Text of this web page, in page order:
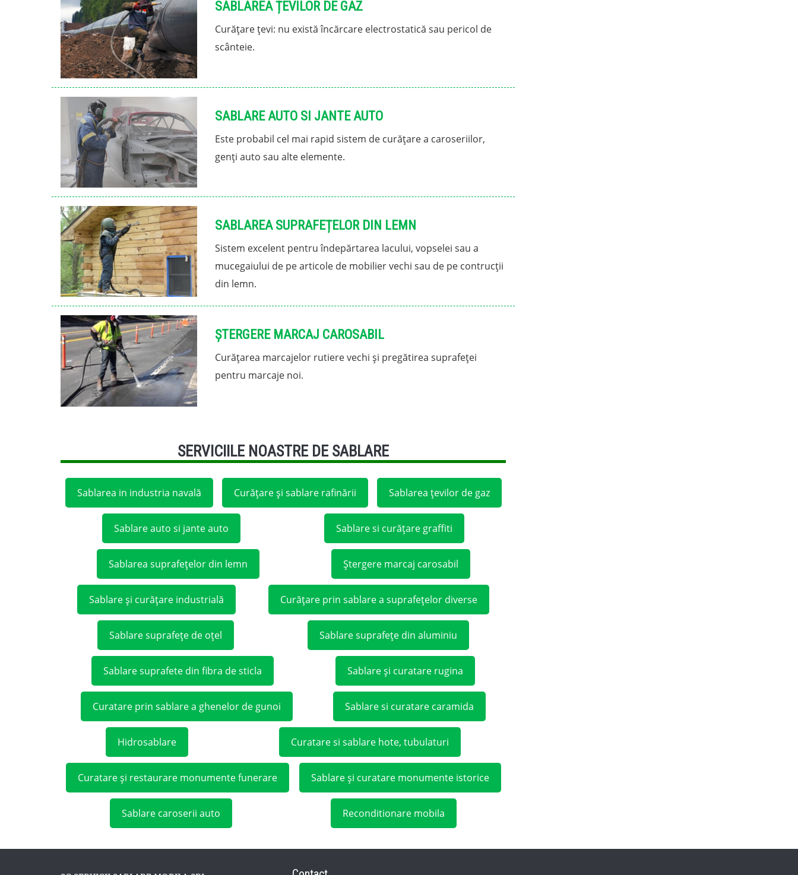
SABLAREA ȚEVILOR DE GAZ
Curățare țevi: nu există încărcare electrostatică sau pericol de
scânteie.
SABLARE AUTO SI JANTE AUTO
Este probabil cel mai rapid sistem de curățare a caroseriilor,
genți auto sau alte elemente.
SABLAREA SUPRAFEȚELOR DIN LEMN
Sistem excelent pentru îndepărtarea lacului, vopselei sau a
mucegaiului de pe articole de mobilier vechi sau de pe contrucții
din lemn.
ȘTERGERE MARCAJ CAROSABIL
Curățarea marcajelor rutiere vechi și pregătirea suprafeței
pentru marcaje noi.
SERVICIILE NOASTRE DE SABLARE
Sablarea in industria navală Curățare și sablare rafinării Sablarea țevilor de gaz
Sablare auto si jante auto Sablare si curățare graffiti
Sablarea suprafețelor din lemn Ștergere marcaj carosabil
Sablare și curățare industrială Curățare prin sablare a suprafețelor diverse
Sablare suprafețe de oțel Sablare suprafețe din aluminiu
Sablare suprafete din fibra de sticla Sablare și curatare rugina
Curatare prin sablare a ghenelor de gunoi Sablare si curatare caramida
Hidrosablare Curatare si sablare hote, tubulaturi
Curatare și restaurare monumente funerare Sablare și curatare monumente istorice
Sablare caroserii auto Reconditionare mobila